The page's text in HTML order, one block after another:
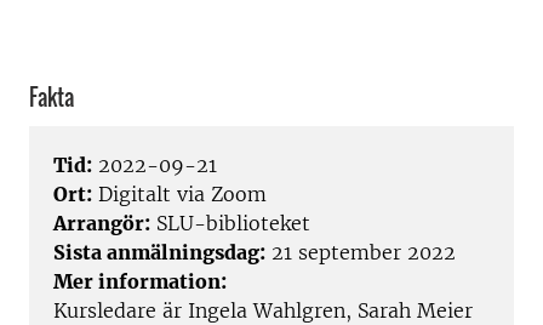
Fakta
Tid: 2022-09-21
Ort: Digitalt via Zoom
Arrangör: SLU-biblioteket
Sista anmälningsdag: 21 september 2022
Mer information:
Kursledare är Ingela Wahlgren, Sarah Meier